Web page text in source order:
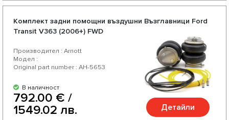
Комплект задни помощни въздушни Възглавници Ford
Transit V363 (2006+) FWD
Производител : Arnott
Модел :
Original part number : AH-5653
В наличност
792.00 € /
1549.02 лв.
Детайли